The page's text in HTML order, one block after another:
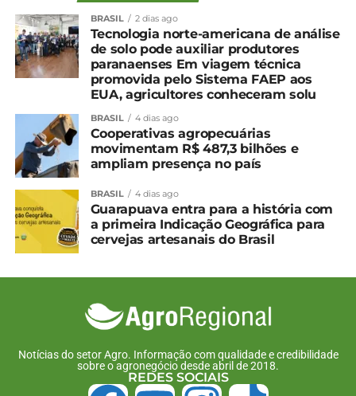
BRASIL 2 dias ago
Tecnologia norte-americana de análise
de solo pode auxiliar produtores
paranaenses Em viagem técnica
promovida pelo Sistema FAEP aos
EUA, agricultores conheceram solu
BRASIL 4 dias ago
Cooperativas agropecuárias
movimentam R$ 487,3 bilhões e
ampliam presença no país
BRASIL 4 dias ago
Guarapuava entra para a história com
a primeira Indicação Geográfica para
cervejas artesanais do Brasil
Notícias do setor Agro. Informação com qualidade e credibilidade
sobre o agronegócio desde abril de 2018.
REDES SOCIAIS